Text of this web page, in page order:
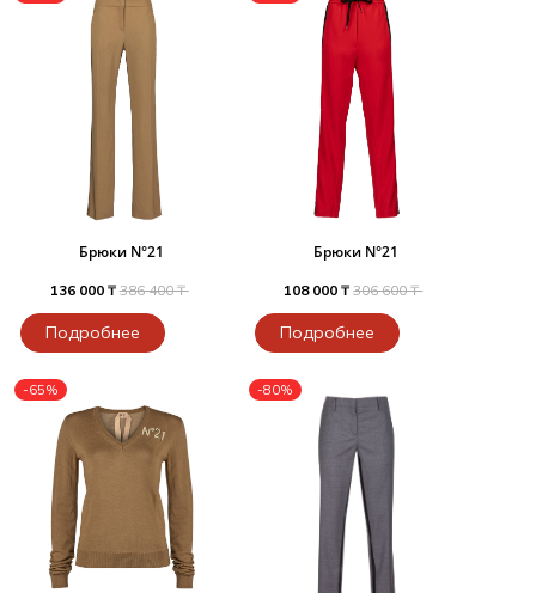
Брюки N°21
136 000 ₸ 386 400 ₸
Подробнее
Брюки N°21
108 000 ₸306 600 ₸
Подробнее
-65% -80%